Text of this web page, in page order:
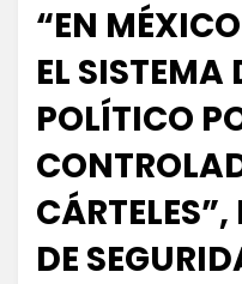
“EN
EL
POLÍTICO
DE